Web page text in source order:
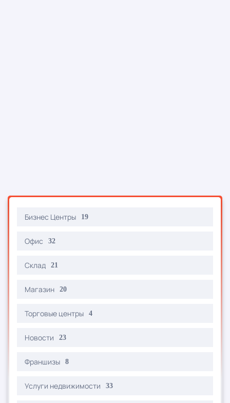
Бизнес Центры 19
Офис 32
Склад 21
Магазин 20
Торговые центры 4
Новости 23
Франшизы 8
Услуги недвижимости 33